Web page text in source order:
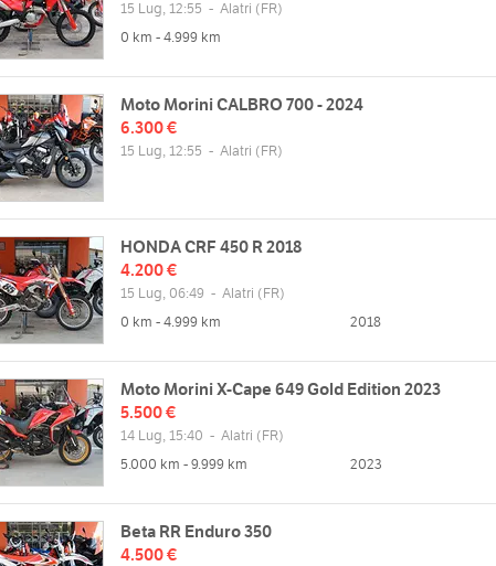
15 Lug, 12:55 - Alatri (FR)
0 km - 4.999 km
Moto Morini CALBRO 700 - 2024
6.300 €
15 Lug, 12:55 - Alatri (FR)
HONDA CRF 450 R 2018
4.200 €
15 Lug, 06:49 - Alatri (FR)
0 km - 4.999 km
2018
Moto Morini X-Cape 649 Gold Edition 2023
5.500 €
14 Lug, 15:40 - Alatri (FR)
5.000 km - 9.999 km
2023
Beta RR Enduro 350
4.500 €